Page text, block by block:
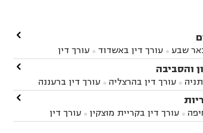
שבע  עורך דין באשדוד 
עורך דין
דין בבאר טוביה עורך דין בגן יבנה
הבנים עורך דין בערד
דין בנתיבות עורך דין בקרית מלאכי

והסביבה
 עורך דין בהרצליה  עורך דין ברעננה
עורך דין בכפר סבא
עורך דין בהוד
דין באבן יהודה
 עורך דין בקיסריה  עורך דין בקדימה

 עורך דין בקריית מוצקין 
עורך דין
עורך דין בקריית אתא
עורך דין
